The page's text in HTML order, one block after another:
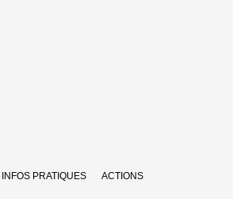
INFOS PRATIQUES ACTIONS